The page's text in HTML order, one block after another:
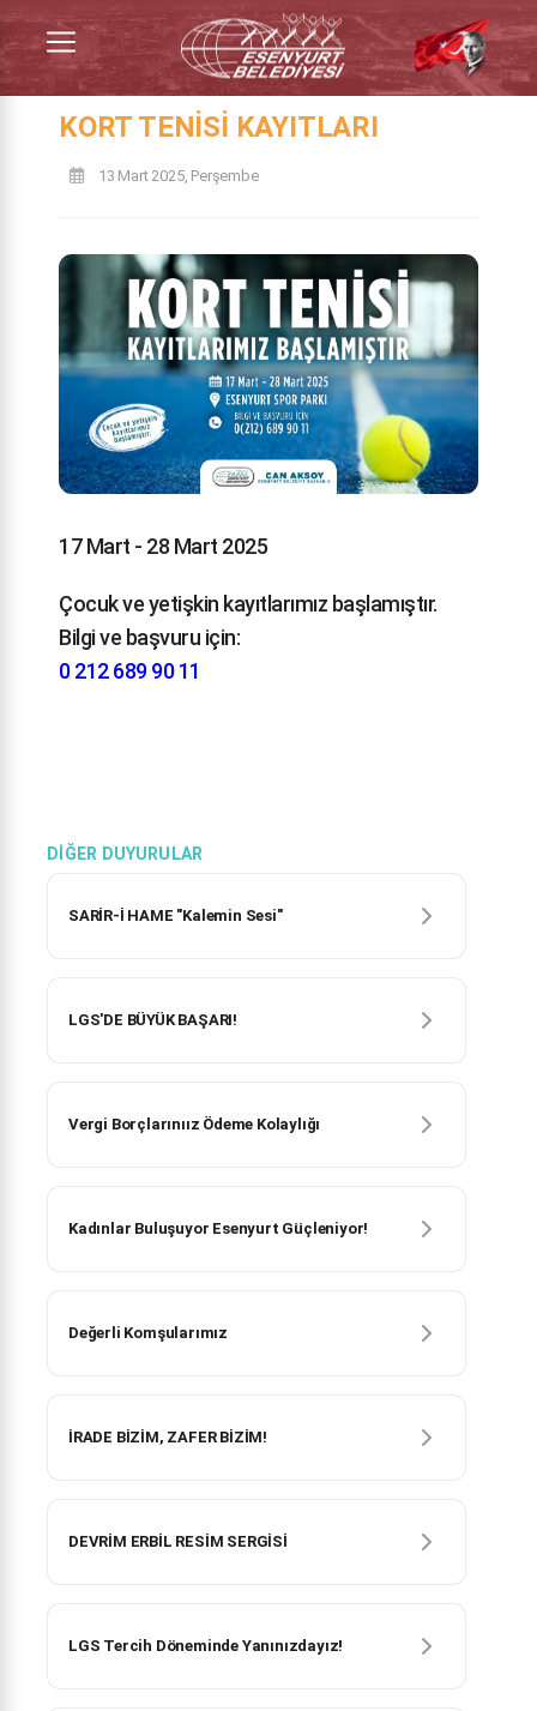
KORT TENISI KAYITLARI
13 Mart 2025, Perşembe
17 Mart - 28 Mart 2025
Çocuk ve yetişkin kayıtlarımız başlamıştır.
Bilgi ve başvuru için:
0 212 689 90 11
DIĞER DUYURULAR
SARİR-İ HAME "Kalemin Sesi"
LGS'DE BÜYÜK BAŞARI!
Vergi Borçlarınıız Ödeme Kolaylığı
Kadınlar Buluşuyor Esenyurt Güçleniyor!
Değerli Komşularımız
İRADE BİZİM, ZAFER BİZİM!
DEVRİM ERBİL RESİM SERGİSİ
LGS Tercih Döneminde Yanınızdayız!